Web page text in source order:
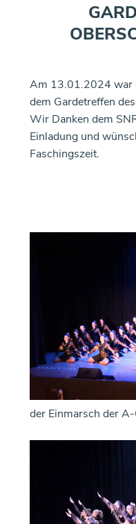
Am 13.01.2024 war
dem Gardetreffen
Wir Danken dem
Einladung und
Faschingszeit.
der Einmarsch der